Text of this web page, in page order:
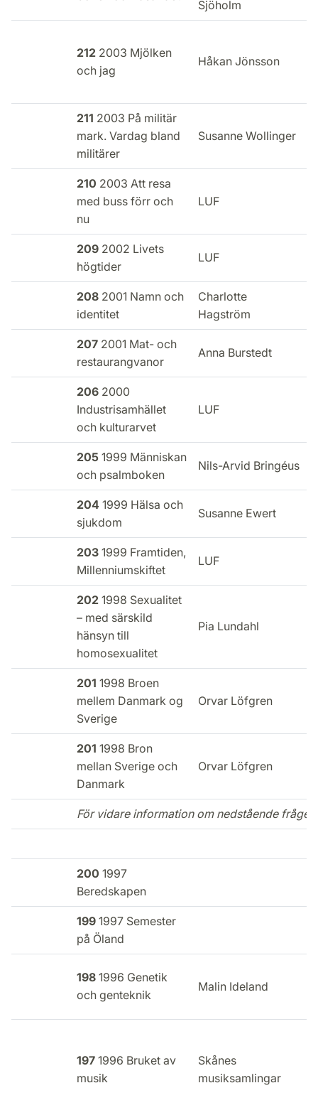
Sjöholm
212 2003 Mjölken
och jag
Håkan Jönsson
211 2003 På militär
mark. Vardag bland
militärer
Susanne Wollinger
210 2003 Att resa
med buss förr och
nu
LUF
209 2002 Livets
högtider
LUF
208 2001 Namn och
identitet
Charlotte
Hagström
207 2001 Mat- och
restaurangvanor
Anna Burstedt
206 2000
Industrisamhället
och kulturarvet
LUF
205 1999 Människan
och psalmboken
Nils-Arvid Bringéus
204 1999 Hälsa och
sjukdom
Susanne Ewert
203 1999 Framtiden,
Millenniumskiftet
LUF
202 1998 Sexualitet
– med särskild
hänsyn till
homosexualitet
Pia Lundahl
201 1998 Broen
mellem Danmark og
Sverige
Orvar Löfgren
201 1998 Bron
mellan Sverige och
Danmark
Orvar Löfgren
För vidare information om nedstående
200 1997
Beredskapen
199 1997 Semester
på Öland
198 1996 Genetik
och genteknik
Malin Ideland
197 1996 Bruket av
musik
Skånes
musiksamlingar